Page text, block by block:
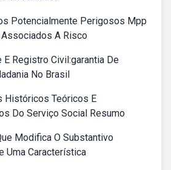
Potencialmente Perigosos Mpp
A Risco
Registro Civil:garantia De
No Brasil
Históricos Teóricos E
Do Serviço Social Resumo
Modifica O Substantivo
Uma Característica